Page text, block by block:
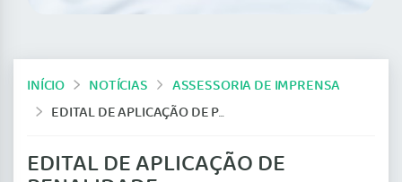
INÍCIO NOTÍCIAS
ASSESSORIA DE IMPRENSA
EDITAL DE APLICAÇÃO DE PENALIDADE
EDITAL DE APLICAÇÃO DE